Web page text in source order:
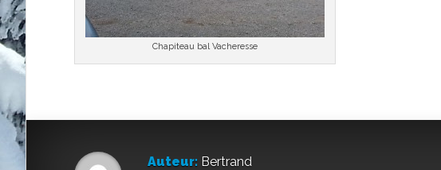
Chapiteau bal Vacheresse
Auteur: Bertrand